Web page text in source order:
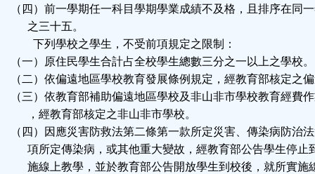
（四）前一學期任一科目學期學業成績不及格，且排序在同
之三十五。
下列學校之學生，不受前項規定之限制：
（一）原住民學生合計占全校學生總數三分之一以上之學校。
（二）依偏遠地區學校教育發展條例規定，經教育部核定之
（三）依教育部補助偏遠地區學校及非山非市學校教育經費
，經教育部核定之非山非市學校。
（四）因應災害防救法第二條第一款所定災害、傳染病防治
項所定傳染病，或其他重大變故，經教育部公告學生停止
施線上教學，並於教育部公告開放學生到校後，就所實施